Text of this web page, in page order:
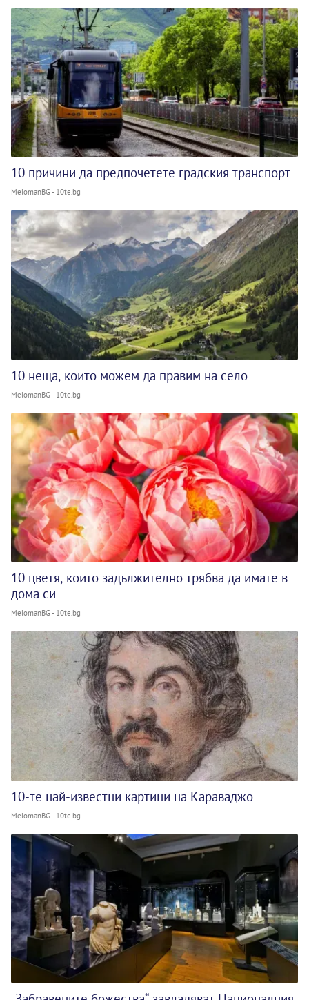
10 причини да предпочетете градския транспорт
MelomanBG - 10te.bg
10 неща, които можем да правим на село
MelomanBG - 10te.bg
10 цветя, които задължително трябва да имате в
дома си
MelomanBG - 10te.bg
10-те най-известни картини на Караваджо
MelomanBG - 10te.bg